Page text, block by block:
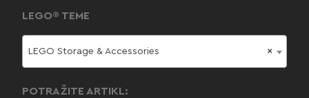
LEGO® TEME
×
LEGO Storage & Accessories
POTRAŽITE ARTIKL: